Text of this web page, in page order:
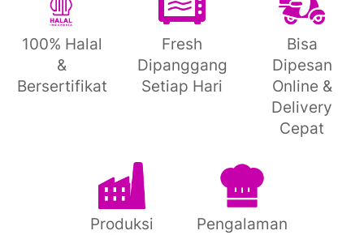
100% Halal
&
Bersertifikat
Fresh
Dipanggang
Setiap Hari
Bisa
Dipesan
Online &
Delivery
Cepat
Produksi
Pengalaman